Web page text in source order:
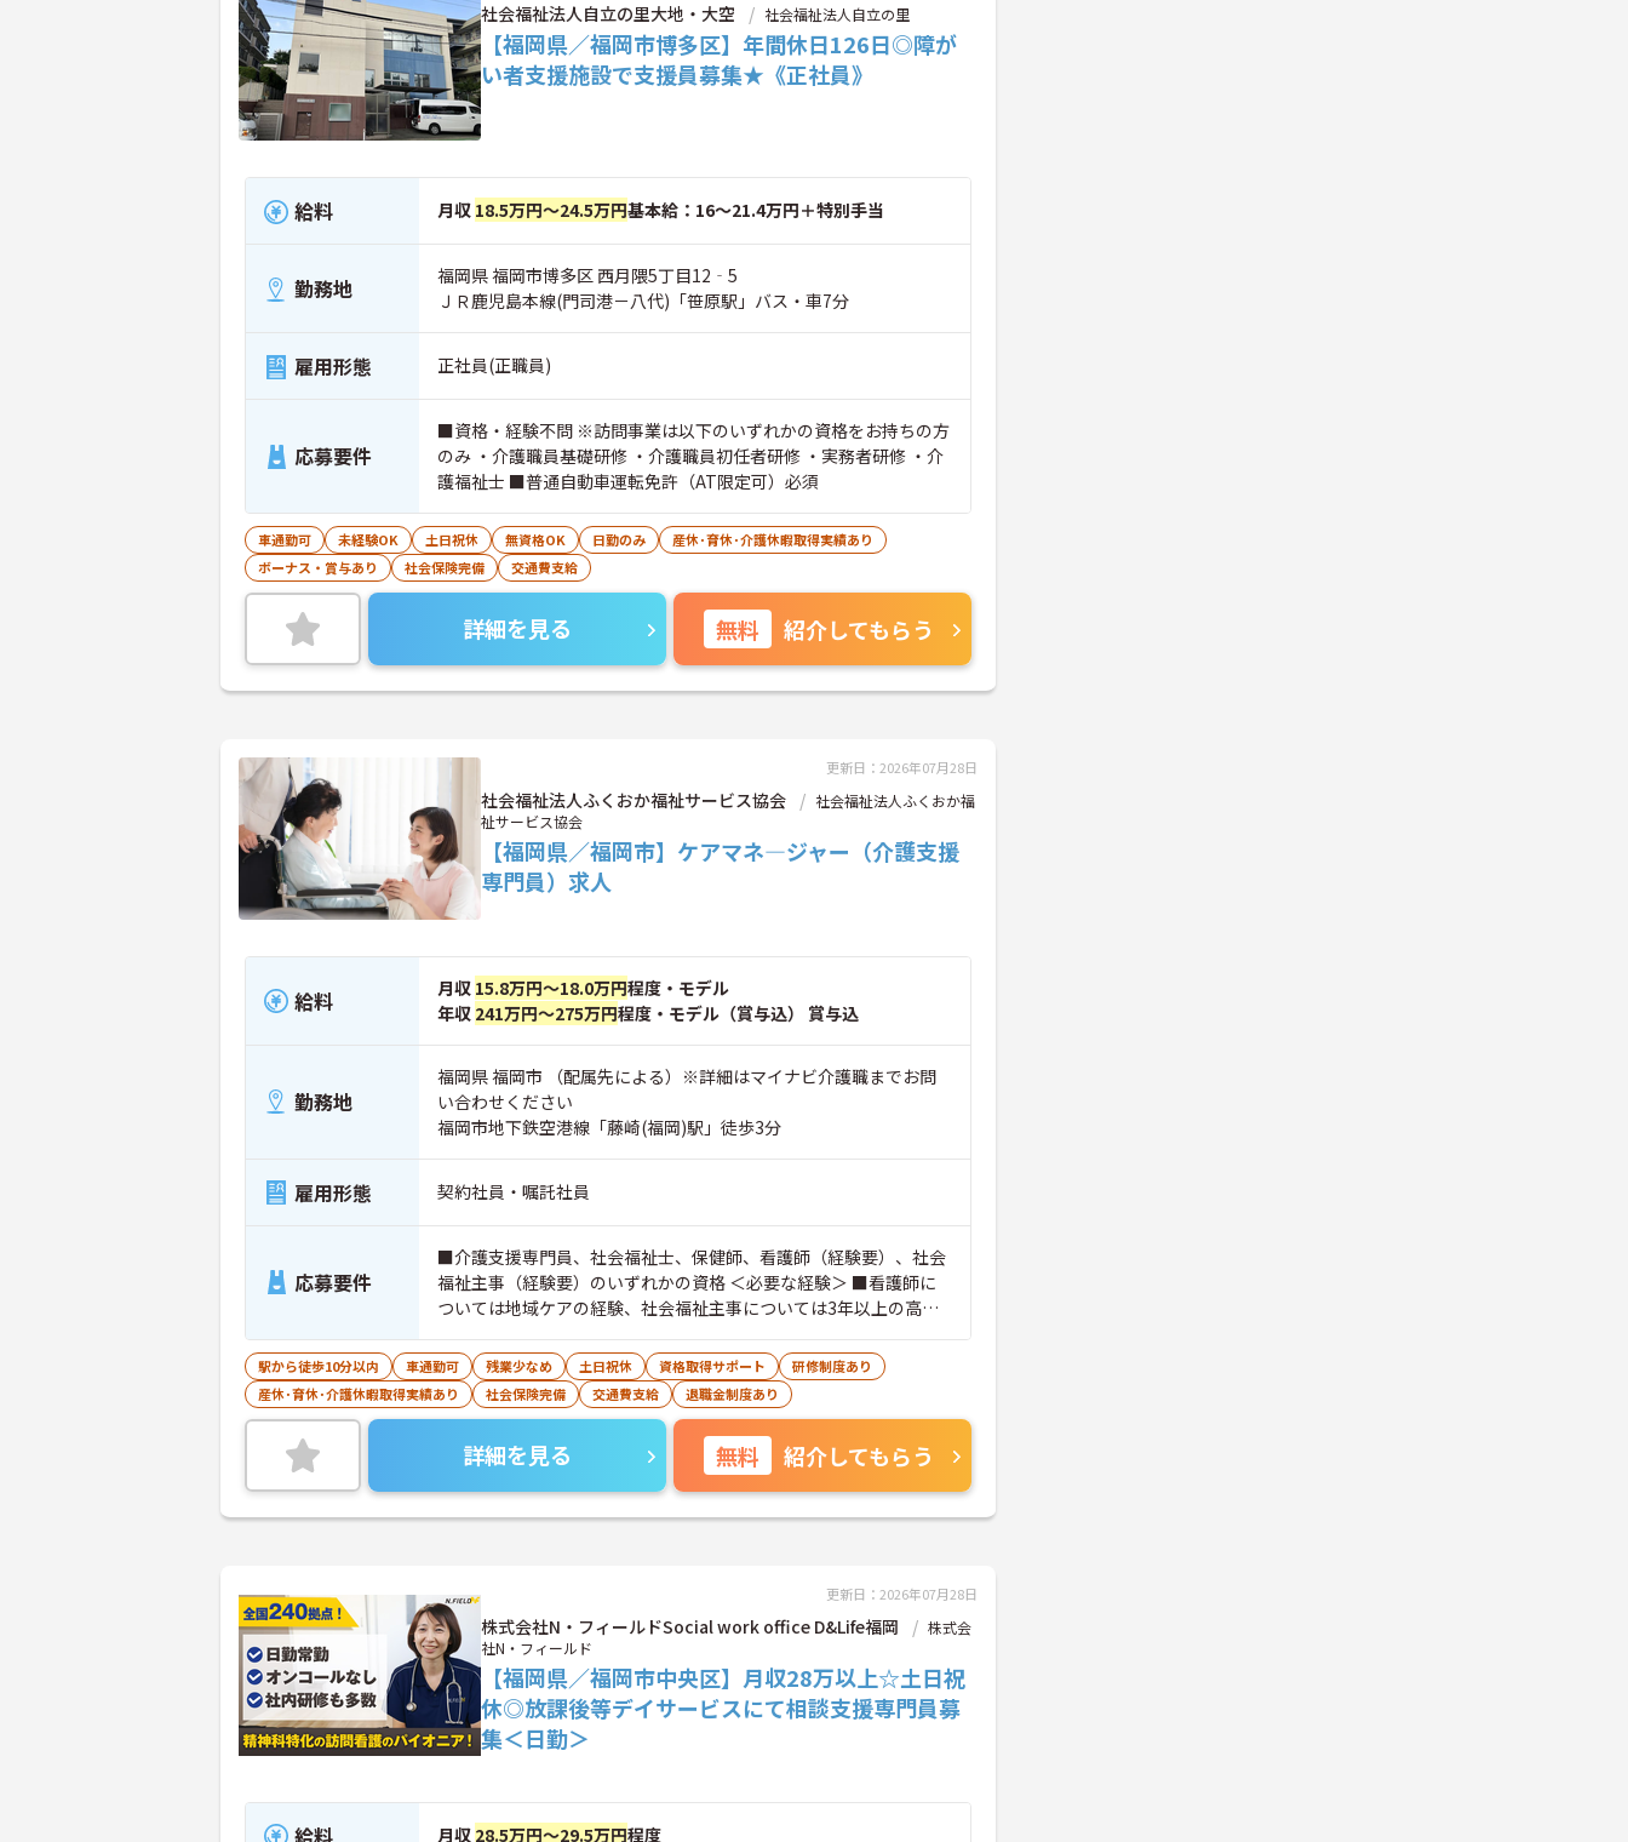
社会福祉法人自立の里大地・大空 社会福祉法人自立の里
【福岡県／福岡市博多区】年間休日126日◎障が
い者支援施設で支援員募集★《正社員》
給料 月収 18.5万円～24.5万円基本給：16～21.4万円＋特別手当
勤務地
福岡県 福岡市博多区 西月隈5丁目12‐5
ＪＲ鹿児島本線(門司港－八代)「笹原駅」バス・車7分
雇用形態 正社員(正職員)
応募要件
■資格・経験不問 ※訪問事業は以下のいずれかの資格をお持ちの方
のみ ・介護職員基礎研修 ・介護職員初任者研修 ・実務者研修 ・介
護福祉士 ■普通自動車運転免許（AT限定可）必須
車通勤可 未経験OK 土日祝休 無資格OK 日勤のみ
産休･育休･介護休暇取得実績あり
ボーナス・賞与あり
社会保険完備 交通費支給
詳細を見る 無料 紹介してもらう
更新日：2026年07月28日
社会福祉法人ふくおか福祉サービス協会
社会福祉法人ふくおか福
祉サービス協会
【福岡県／福岡市】ケアマネ―ジャー（介護支援
専門員）求人
給料 月収 15.8万円～18.0万円程度・モデル
年収 241万円～275万円程度・モデル（賞与込） 賞与込
勤務地
福岡県 福岡市 （配属先による）※詳細はマイナビ介護職までお問
い合わせください
福岡市地下鉄空港線「藤崎(福岡)駅」徒歩3分
雇用形態 契約社員・嘱託社員
応募要件
■介護支援専門員、社会福祉士、保健師、看護師（経験要）、社会
福祉主事（経験要）のいずれかの資格 ＜必要な経験＞ ■看護師に
ついては地域ケアの経験、社会福祉主事については3年以上の高齢
駅から徒歩10分以内 車通勤可 残業少なめ 土日祝休 資格取得サポート
研修制度あり
産休･育休･介護休暇取得実績あり
社会保険完備 交通費支給 退職金制度あり
詳細を見る 無料 紹介してもらう
更新日：2026年07月28日
株式会社N・フィールドSocial work office D&Life福岡
株式会
社N・フィールド
【福岡県／福岡市中央区】月収28万以上☆土日祝
休◎放課後等デイサービスにて相談支援専門員募
集＜日勤＞
給料 月収 28.5万円～29.5万円程度